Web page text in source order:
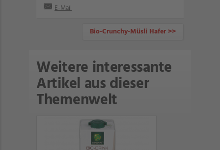
E-Mail
Bio-Crunchy-Müsli Hafer >>
Weitere interessante
Artikel aus dieser
Themenwelt